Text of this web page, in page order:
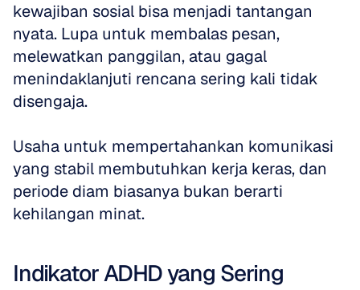
kewajiban sosial bisa menjadi tantangan
nyata. Lupa untuk membalas pesan,
melewatkan panggilan, atau gagal
menindaklanjuti rencana sering kali tidak
disengaja.
Usaha untuk mempertahankan komunikasi
yang stabil membutuhkan kerja keras, dan
periode diam biasanya bukan berarti
kehilangan minat.
Indikator ADHD yang Sering